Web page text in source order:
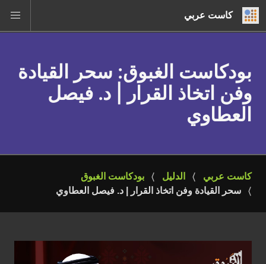
كاست عربي
بودكاست الغبوق: سحر القيادة
وفن اتخاذ القرار | د. فيصل
العطاوي
كاست عربي الدليل
بودكاست الغبوق
سحر القيادة وفن اتخاذ القرار | د. فيصل العطاوي